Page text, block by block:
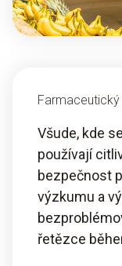
Všude, kde
používají
bezpečnost
výzkumu a
řetězce